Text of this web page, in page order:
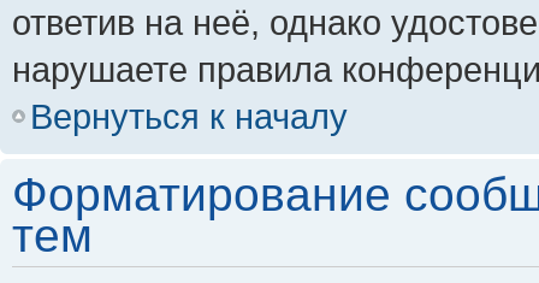
ответив на неё, однако
нарушаете правила
Вернуться к началу
Форматирование
тем